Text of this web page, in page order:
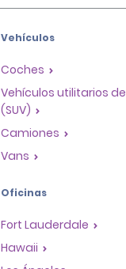
Vehículos
Coches
Vehículos utilitarios
(SUV)
Camiones
Vans
Oficinas
Fort Lauderdale
Hawaii